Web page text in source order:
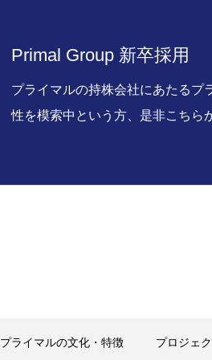
Primal Group 新卒採用
プライマルの持株会社にあたるプ
性を模索中という方、是非こちら
プライマルの文化・特徴 プロジェ